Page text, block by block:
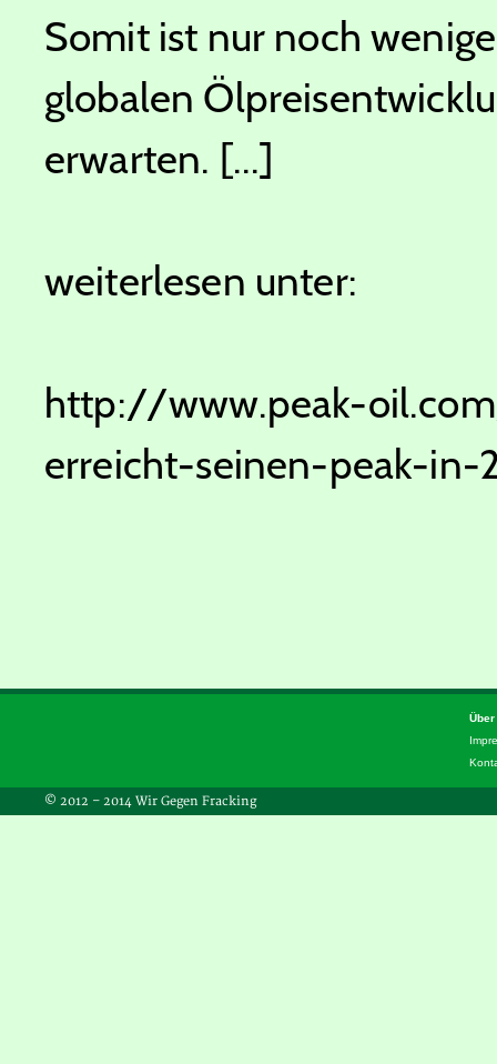
Somit ist nur noch
globalen
erwarten. [...]
weiterlesen unter:
http://www.peak-
erreicht-seinen-peak-in-
Über
© 2012 – 2014 Wir Gegen Fracking